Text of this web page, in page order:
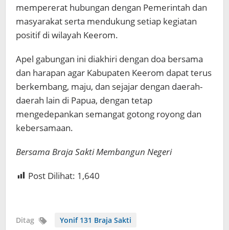
mempererat hubungan dengan Pemerintah dan
masyarakat serta mendukung setiap kegiatan
positif di wilayah Keerom.
Apel gabungan ini diakhiri dengan doa bersama
dan harapan agar Kabupaten Keerom dapat terus
berkembang, maju, dan sejajar dengan daerah-
daerah lain di Papua, dengan tetap
mengedepankan semangat gotong royong dan
kebersamaan.
Bersama Braja Sakti Membangun Negeri
Post Dilihat: 1,640
Ditag Yonif 131 Braja Sakti